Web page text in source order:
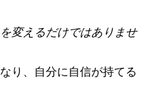
変えるだけではありませ
り、自分に自信が持てる